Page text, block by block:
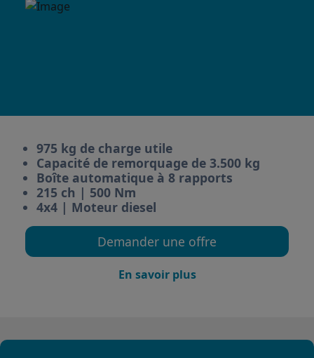
975 kg de charge utile
Capacité de remorquage de 3.500 kg
Boîte automatique à 8 rapports
215 ch | 500 Nm
4x4 | Moteur diesel
Demander une offre
En savoir plus